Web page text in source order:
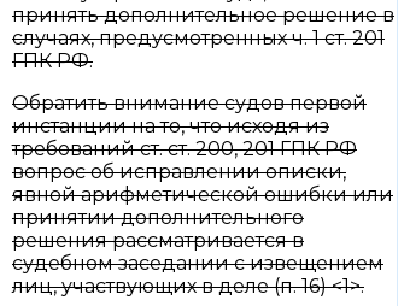
принять дополнительное решение в
случаях, предусмотренных ч. 1 ст. 201
ГПК РФ.
Обратить внимание судов первой
инстанции на то, что исходя из
требований ст. ст. 200, 201 ГПК РФ
вопрос об исправлении описки,
явной арифметической ошибки или
принятии дополнительного
решения рассматривается в
судебном заседании с извещением
лиц, участвующих в деле (п. 16) <1>.